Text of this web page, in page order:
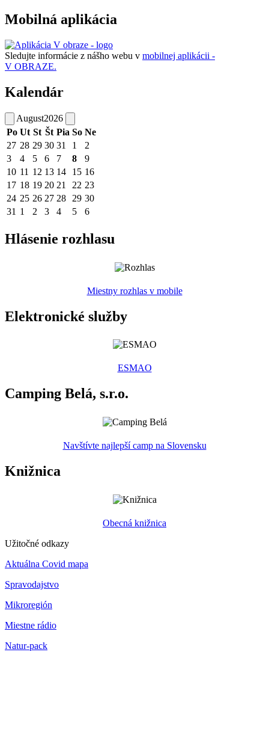
Mobilná aplikácia
Sledujte informácie z nášho webu v mobilnej aplikácii -
V OBRAZE.
Kalendár
August2026
Po Ut St Št Pia So Ne
27 28 29 30 31 1
2
3
4 5 6 7 8
9
10 11 12 13 14 15 16
17 18 19 20 21 22 23
24 25 26 27 28 29 30
31 1 2 3 4 5 6
Hlásenie rozhlasu
Miestny rozhlas v mobile
Elektronické služby
ESMAO
Camping Belá, s.r.o.
Navštívte najlepší camp na Slovensku
Knižnica
Obecná knižnica
Užitočné odkazy
Aktuálna Covid mapa
Spravodajstvo
Mikroregión
Miestne rádio
Natur-pack